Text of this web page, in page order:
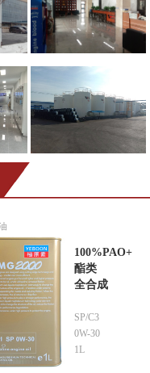
100%PAO+
酯类
全合成
SP/C3
0W-30
1L